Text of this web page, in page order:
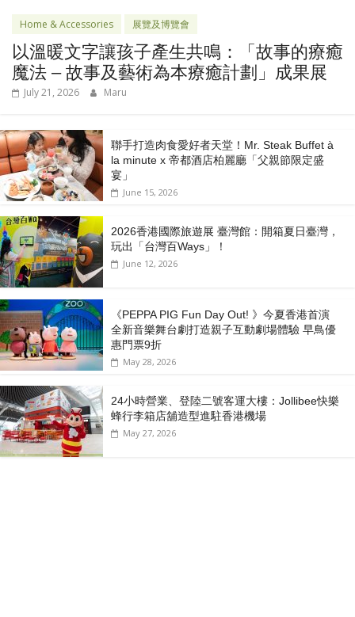
Home & Accessories 展覽及博覽會
以溫暖文字讓孩子產生共鳴：「故事的療癒
魔法 – 故事及藝術為本療癒計劃」成果展
July 21, 2026 Maru
聯手打造肉食愛好者天堂！Mr. Steak Buffet à
la minute x 帝都酒店柏麗廳「⽗親節限定盛
宴」
June 15, 2026
2026香港國際旅遊展 臺灣館：開箱夏日臺灣，
玩出「台灣百Ways」！
June 12, 2026
《PEPPA PIG Fun Day Out! 》今夏香港首演
全新音樂舞台劇打造親子互動劇場體驗 早鳥優
惠門票9折
May 28, 2026
24小時營業、登陸二號客運大樓：Jollibee快樂
蜂行李箱店舖造型進駐香港機場
May 27, 2026